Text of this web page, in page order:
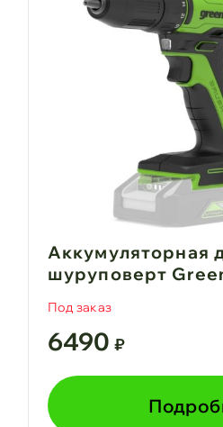
Аккумуляторная
шуруповерт
Под заказ
6490 ₽